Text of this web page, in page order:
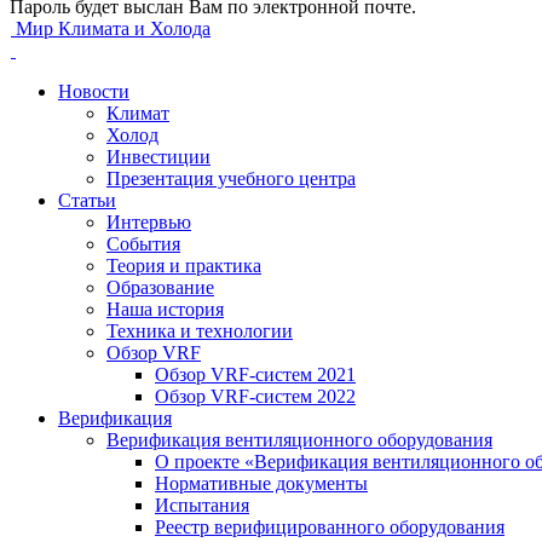
Пароль будет выслан Вам по электронной почте.
Мир Климата и Холода
Новости
Климат
Холод
Инвестиции
Презентация учебного центра
Статьи
Интервью
События
Теория и практика
Образование
Наша история
Техника и технологии
Обзор VRF
Обзор VRF-систем 2021
Обзор VRF-систем 2022
Верификация
Верификация вентиляционного оборудования
О проекте «Верификация вентиляционного
Нормативные документы
Испытания
Реестр верифицированного оборудования